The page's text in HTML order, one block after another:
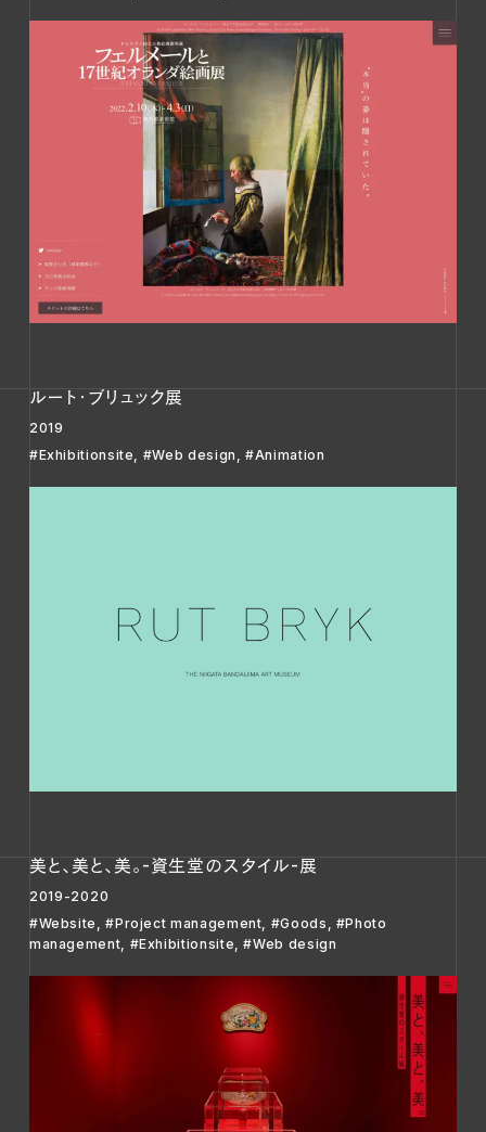
ルート・ブリュック展
2019
#Exhibitionsite
#Web design ,#Animation
美と、美と、美。-資生堂のスタイル-展
2019-2020
#Website
,#Project management #Goods
#Photo
management #Exhibitionsite ,#Web design